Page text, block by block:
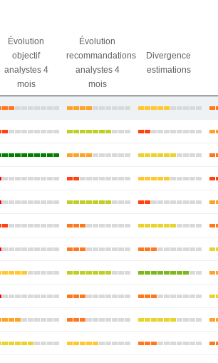
Évolution
objectif
analystes 4
mois
Évolution
recommandations
analystes 4
mois
Divergence
estimations